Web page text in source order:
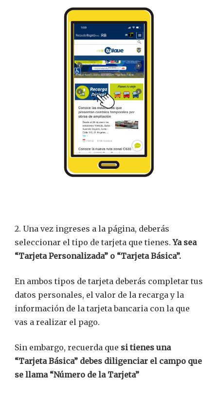
2. Una vez ingreses a la página, deberás
seleccionar el tipo de tarjeta que tienes.Ya sea
“Tarjeta Personalizada” o “Tarjeta Básica”.
En ambos tipos de tarjeta deberás completar tus
datos personales, el valor de la recarga y la
información de la tarjeta bancaria con la que
vas a realizar el pago.
Sin embargo, recuerda que si tienes una
“Tarjeta Básica” debes diligenciar el campo que
se llama “Número de la Tarjeta”